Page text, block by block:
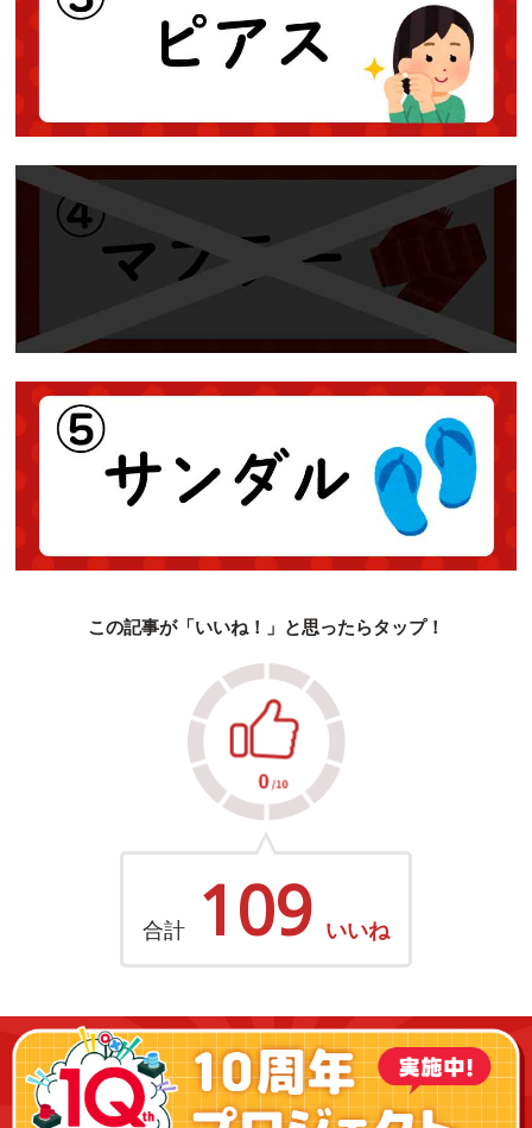
この記事が「いいね！」と思ったらタップ！
合計 109 いいね